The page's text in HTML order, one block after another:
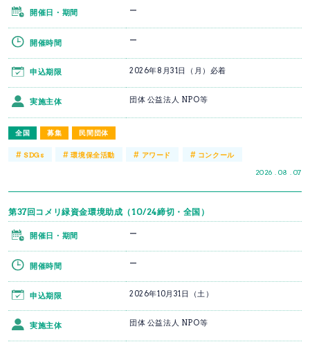
全国 募集 民間団体
2026 . 08 . 07
開催日・期間 ー
開催時間 ー
申込期限 2026年8月31日（月）必着
実施主体 団体 公益法人 NPO等
#SDGs #環境保全活動 # アワード # コンクール
第37回コメリ緑資金環境助成（10/24締切・全国）
開催日・期間 ー
開催時間 ー
申込期限 2026年10月31日（土）
実施主体 団体 公益法人 NPO等